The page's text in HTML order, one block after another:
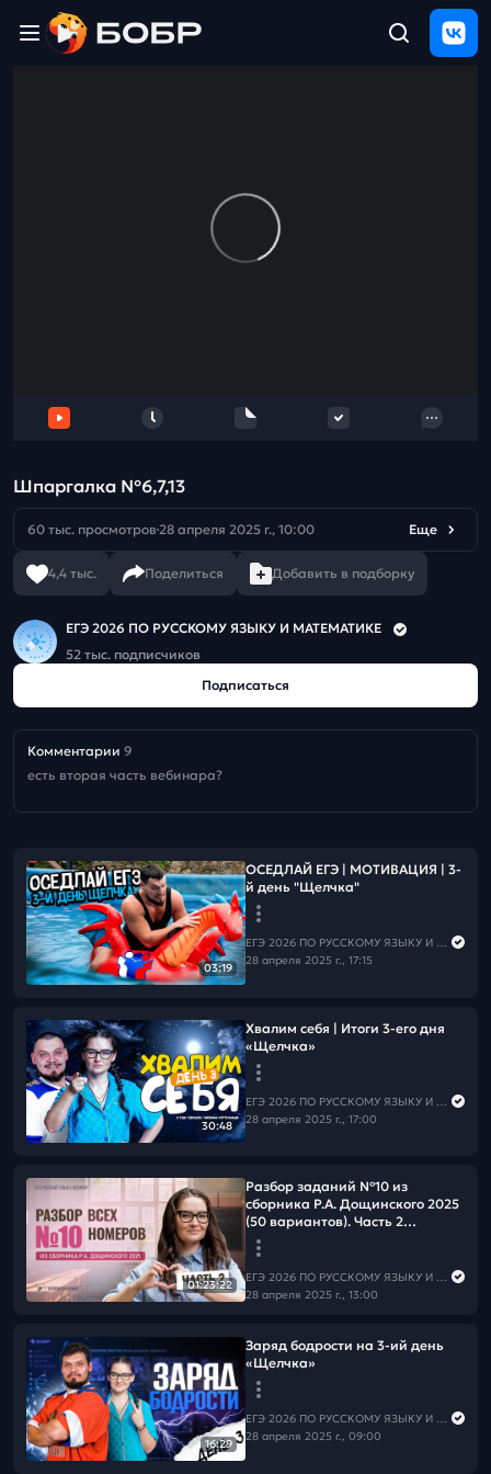
отзыв
Шпаргалка №6,7,13
60 тыс. просмотров 28 апреля 2025 г., 10:00 Еще
4,4 тыс. Поделиться Добавить в подборку
ЕГЭ 2026 ПО РУССКОМУ ЯЗЫКУ И МАТЕМАТИКЕ
52 тыс. подписчиков
Подписаться
Комментарии 9
есть вторая часть вебинара?
03:19
ОСЕДЛАЙ ЕГЭ | МОТИВАЦИЯ | 3-
й день "Щелчка"
ЕГЭ 2026 ПО РУССКОМУ ЯЗЫКУ И МАТЕМАТИКЕ
28 апреля 2025 г., 17:15
30:48
Хвалим себя | Итоги 3-его дня
«Щелчка»
ЕГЭ 2026 ПО РУССКОМУ ЯЗЫКУ И МАТЕМАТИКЕ
28 апреля 2025 г., 17:00
01:23:22
Разбор заданий №10 из
сборника Р.А. Дощинского 2025
(50 вариантов). Часть 2
(варианты 26-50).
ЕГЭ 2026 ПО РУССКОМУ ЯЗЫКУ И МАТЕМАТИКЕ
28 апреля 2025 г., 13:00
16:29
Заряд бодрости на 3-ий день
«Щелчка»
ЕГЭ 2026 ПО РУССКОМУ ЯЗЫКУ И МАТЕМАТИКЕ
28 апреля 2025 г., 09:00